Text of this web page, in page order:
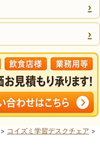
›
›
> コイズミ学習デスクチェア >